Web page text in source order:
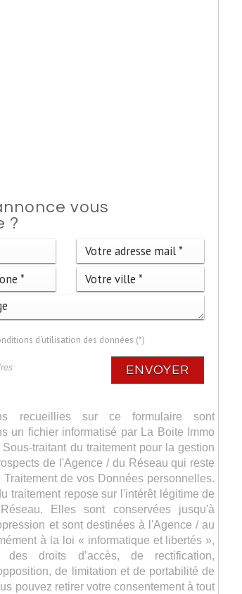
vous
?
d'utilisation des données (*)
ENVOYER
recueillies sur ce formulaire sont
un fichier informatisé par La Boite Immo
traitant du traitement pour la gestion
de l'Agence / du Réseau qui reste
de vos Données personnelles.
traitement repose sur l'intérêt légitime de
Elles sont conservées jusqu'à
et sont destinées à l'Agence / au
à la loi « informatique et libertés »,
des droits d’accès, de rectification,
de limitation et de portabilité de
pouvez retirer votre consentement à tout